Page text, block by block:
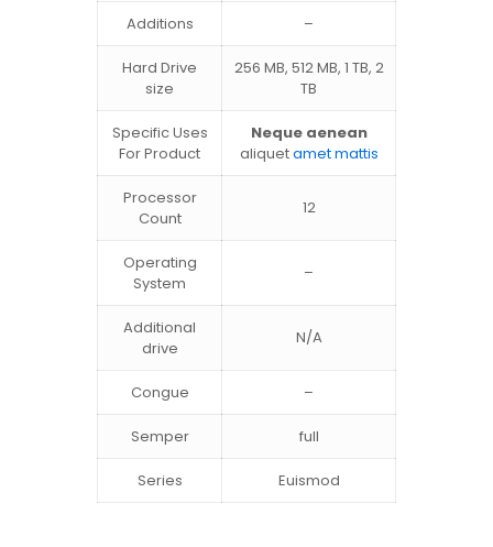
Additions –
Hard Drive
size
256 MB, 512 MB, 1 TB, 2
TB
Specific Uses
For Product
Neque aenean
aliquetamet mattis
Processor
Count
12
Operating
System
–
Additional
drive
N/A
Congue –
Semper full
Series Euismod